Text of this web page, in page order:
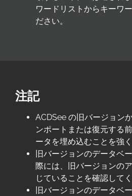
ワードリストからキーワ
ださい。
注記
ACDSee の旧バージョン
ンポートまたは復元する
ータを埋め込むことを強
旧バージョンのデータベ
際には、旧バージョンの
じていることを確認してく
旧バージョンのデータベ